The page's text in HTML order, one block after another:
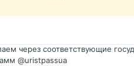
в оформлении
идентификационный код
через соответствующие
@uristpassua